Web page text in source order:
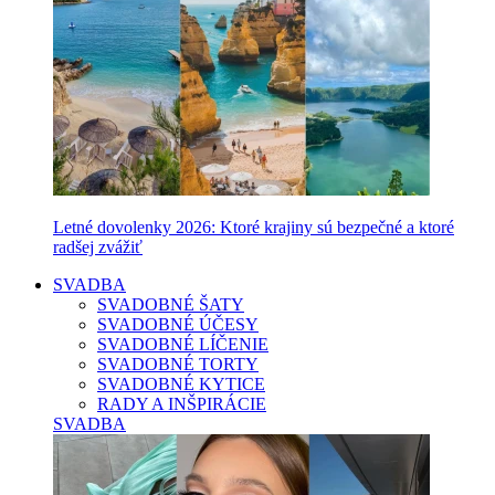
Letné dovolenky 2026: Ktoré krajiny sú bezpečné a ktoré
radšej zvážiť
SVADBA
SVADOBNÉ ŠATY
SVADOBNÉ ÚČESY
SVADOBNÉ LÍČENIE
SVADOBNÉ TORTY
SVADOBNÉ KYTICE
RADY A INŠPIRÁCIE
SVADBA